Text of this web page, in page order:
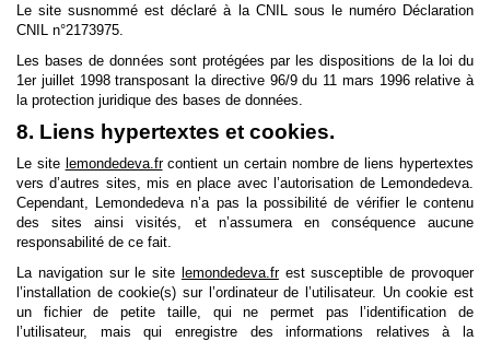
Le site susnommé est déclaré à la CNIL sous le numéro Déclaration
CNIL n°2173975.
Les bases de données sont protégées par les dispositions de la loi du
1er juillet 1998 transposant la directive 96/9 du 11 mars 1996 relative à
la protection juridique des bases de données.
8. Liens hypertextes et cookies.
Le site lemondedeva.frcontient un certain nombre de liens hypertextes
vers d’autres sites, mis en place avec l’autorisation de Lemondedeva.
Cependant, Lemondedeva n’a pas la possibilité de vérifier le contenu
des sites ainsi visités, et n’assumera en conséquence aucune
responsabilité de ce fait.
La navigation sur le site lemondedeva.frest susceptible de provoquer
l’installation de cookie(s) sur l’ordinateur de l’utilisateur. Un cookie est
un fichier de petite taille, qui ne permet pas l’identification de
l’utilisateur, mais qui enregistre des informations relatives à la